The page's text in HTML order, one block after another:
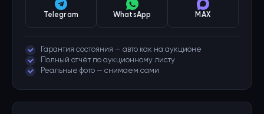
Telegram WhatsApp MAX
Гарантия состояния — авто как на аукционе
Полный отчёт по аукционному листу
Реальные фото — снимаем сами